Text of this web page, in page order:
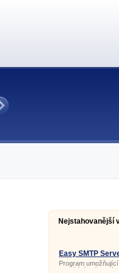
Nejstahovanější
Easy SMTP
Program
odesílání